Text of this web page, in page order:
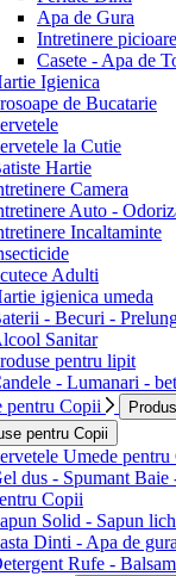
Apa de Gura
Intretinere picioare
Casete - Apa de
Igienica
de Bucatarie
la Cutie
Hartie
Camera
Auto -
Incaltaminte
Adulti
igienica umeda
- Becuri -
Sanitar
pentru lipit
- Lumanari -
pentru Copii
pentru Copii
Umede
dus - Spumant Baie
Copii
Solid - Sapun
Dinti - Apa de
Rufe -